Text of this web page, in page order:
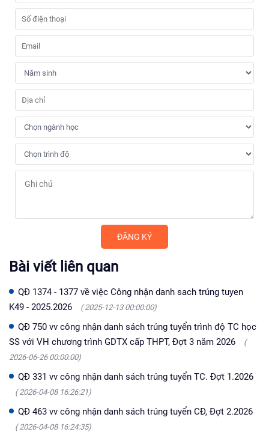
Bài viết liên quan
QĐ 1374 - 1377 về việc Công nhận danh sach trúng tuyen
K49 - 2025.2026
( 2025-12-13 00:00:00)
QĐ 750 vv công nhận danh sách trúng tuyển trình độ TC học
SS với VH chương trình GDTX cấp THPT, Đợt 3 năm 2026
(
2026-06-26 00:00:00)
QĐ 331 vv công nhận danh sách trúng tuyển TC. Đợt 1.2026
( 2026-04-08 16:26:21)
QĐ 463 vv công nhận danh sách trúng tuyển CĐ, Đợt 2.2026
( 2026-04-08 16:24:35)